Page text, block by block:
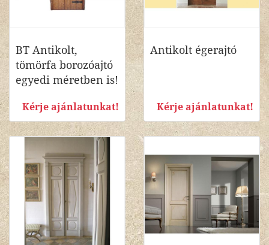
BT Antikolt,
tömörfa borozóajtó
egyedi méretben is!
Kérje ajánlatunkat!
Antikolt égerajtó
Kérje ajánlatunkat!